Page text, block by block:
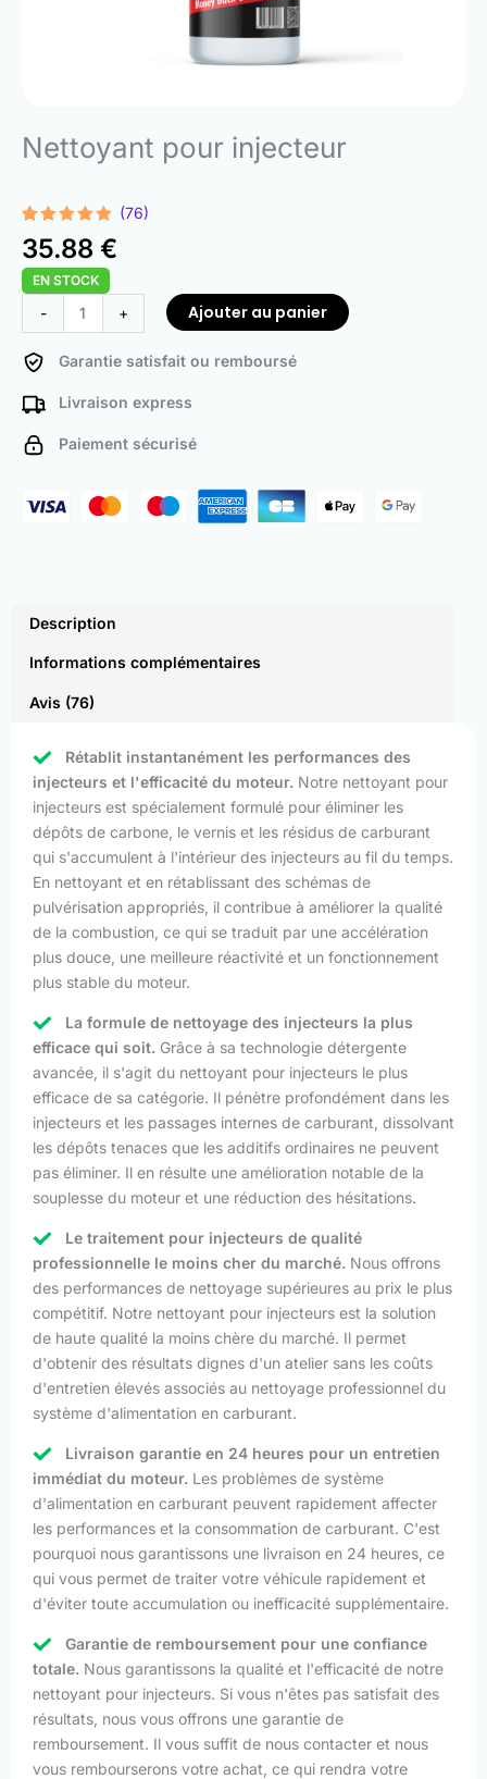
Nettoyant pour injecteur
Noté4.93
sur 5
basé sur
76
notations
client
(76)
35.88 €
EN STOCK
-
de
Injector
+ Ajouter au panier
Garantie satisfait ou remboursé
Livraison express
Paiement sécurisé
Description
Informations complémentaires
Avis (76)
Rétablit instantanément les performances des
injecteurs et l'efficacité du moteur. Notre nettoyant pour
injecteurs est spécialement formulé pour éliminer les
dépôts de carbone, le vernis et les résidus de carburant
qui s'accumulent à l'intérieur des injecteurs au fil du temps.
En nettoyant et en rétablissant des schémas de
pulvérisation appropriés, il contribue à améliorer la qualité
de la combustion, ce qui se traduit par une accélération
plus douce, une meilleure réactivité et un fonctionnement
plus stable du moteur.
La formule de nettoyage des injecteurs la plus
efficace qui soit. Grâce à sa technologie détergente
avancée, il s'agit du nettoyant pour injecteurs le plus
efficace de sa catégorie. Il pénètre profondément dans les
injecteurs et les passages internes de carburant, dissolvant
les dépôts tenaces que les additifs ordinaires ne peuvent
pas éliminer. Il en résulte une amélioration notable de la
souplesse du moteur et une réduction des hésitations.
Le traitement pour injecteurs de qualité
professionnelle le moins cher du marché. Nous offrons
des performances de nettoyage supérieures au prix le plus
compétitif. Notre nettoyant pour injecteurs est la solution
de haute qualité la moins chère du marché. Il permet
d'obtenir des résultats dignes d'un atelier sans les coûts
d'entretien élevés associés au nettoyage professionnel du
système d'alimentation en carburant.
Livraison garantie en 24 heures pour un entretien
immédiat du moteur. Les problèmes de système
d'alimentation en carburant peuvent rapidement affecter
les performances et la consommation de carburant. C'est
pourquoi nous garantissons une livraison en 24 heures, ce
qui vous permet de traiter votre véhicule rapidement et
d'éviter toute accumulation ou inefficacité supplémentaire.
Garantie de remboursement pour une confiance
totale. Nous garantissons la qualité et l'efficacité de notre
nettoyant pour injecteurs. Si vous n'êtes pas satisfait des
résultats, nous vous offrons une garantie de
remboursement. Il vous suffit de nous contacter et nous
vous rembourserons votre achat, ce qui rendra votre